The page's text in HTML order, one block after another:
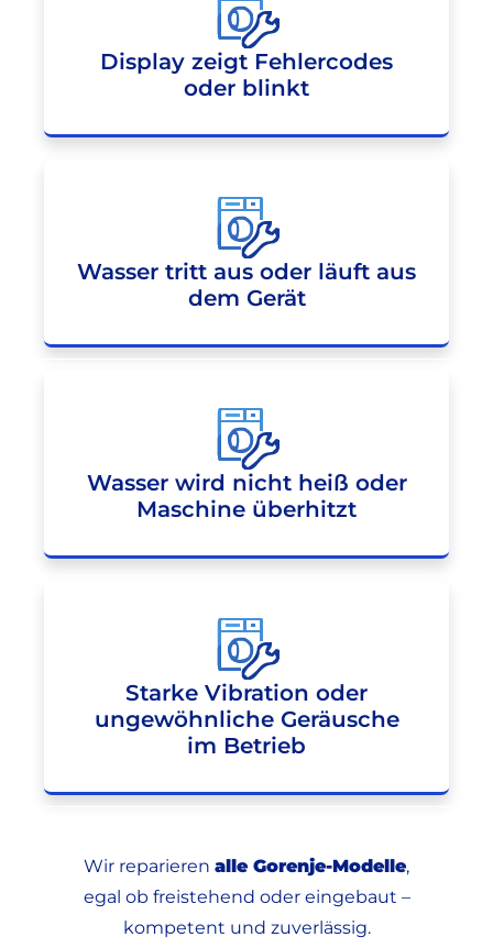
Display zeigt Fehlercodes
oder blinkt
Wasser tritt aus oder läuft aus
dem Gerät
Wasser wird nicht heiß oder
Maschine überhitzt
Starke Vibration oder
ungewöhnliche Geräusche
im Betrieb
Wir reparieren alle Gorenje-Modelle,
egal ob freistehend oder eingebaut –
kompetent und zuverlässig.